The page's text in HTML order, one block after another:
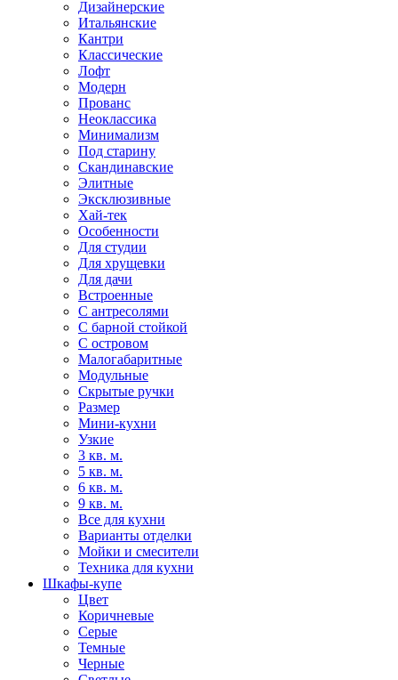
Дизайнерские
Итальянские
Кантри
Классические
Лофт
Модерн
Прованс
Неоклассика
Минимализм
Под старину
Скандинавские
Элитные
Эксклюзивные
Хай-тек
Особенности
Для студии
Для хрущевки
Для дачи
Встроенные
С антресолями
С барной стойкой
С островом
Малогабаритные
Модульные
Скрытые ручки
Размер
Мини-кухни
Узкие
3 кв. м.
5 кв. м.
6 кв. м.
9 кв. м.
Все для кухни
Варианты отделки
Мойки и смесители
Техника для кухни
Шкафы-купе
Цвет
Коричневые
Серые
Темные
Черные